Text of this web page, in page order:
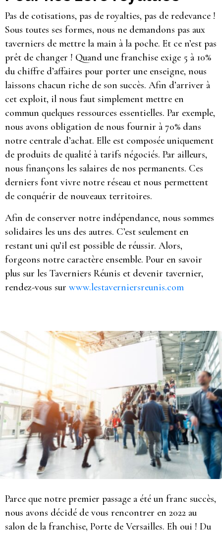
Pas de cotisations, pas de royalties, pas de redevance !
Sous toutes ses formes, nous ne demandons pas aux
taverniers de mettre la main à la poche. Et ce n’est pas
prêt de changer ! Quand une franchise exige 5 à 10%
du chiffre d’affaires pour porter une enseigne, nous
laissons chacun riche de son succès. Afin d’arriver à
cet exploit, il nous faut simplement mettre en
commun quelques ressources essentielles. Par exemple,
nous avons obligation de nous fournir à 70% dans
notre centrale d’achat. Elle est composée uniquement
de produits de qualité à tarifs négociés. Par ailleurs,
nous finançons les salaires de nos permanents. Ces
derniers font vivre notre réseau et nous permettent
de conquérir de nouveaux territoires.
Afin de conserver notre indépendance, nous sommes
solidaires les uns des autres. C’est seulement en
restant uni qu’il est possible de réussir. Alors,
forgeons notre caractère ensemble. Pour en savoir
plus sur les Taverniers Réunis et devenir tavernier,
rendez-vous sur www.lestaverniersreunis.com
Parce que notre premier passage a été un franc succès,
nous avons décidé de vous rencontrer en 2022 au
salon de la franchise, Porte de Versailles. Eh oui ! Du